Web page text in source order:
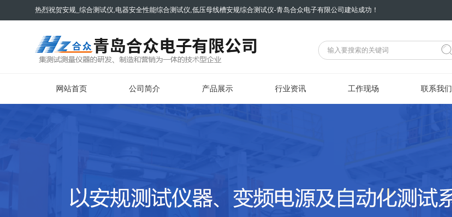
热烈祝贺安规_综合测试仪,电器安全性能综合测试仪,低压母线槽安规综合测试仪-青岛合众电子有限公司建站成功！
网站首页 公司简介 产品展示 行业资讯 工作现场 联系我们